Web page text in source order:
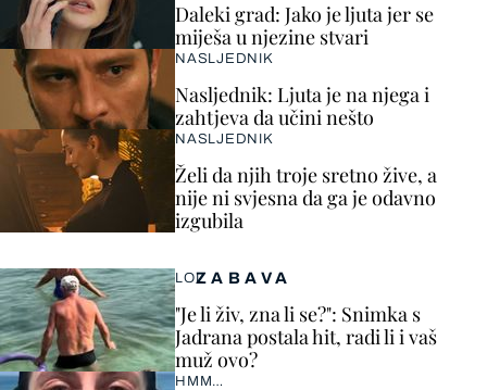
ZABAVA
LOL
"Je li živ, zna li se?": Snimka s
Jadrana postala hit, radi li i vaš
muž ovo?
HMM…
Daleki grad: Jako je ljuta jer se
miješa u njezine stvari
NASLJEDNIK
Nasljednik: Ljuta je na njega i
zahtjeva da učini nešto
NASLJEDNIK
Želi da njih troje sretno žive, a
nije ni svjesna da ga je odavno
izgubila